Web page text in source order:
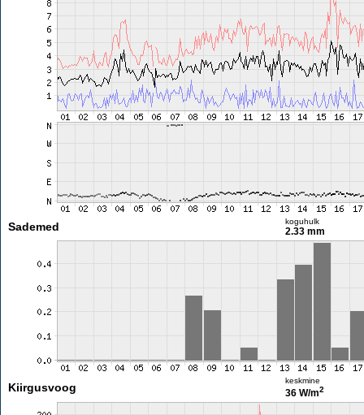
Sademed koguhulk
2.33 mm
Kiirgusvoog
keskmine
36 W/m2